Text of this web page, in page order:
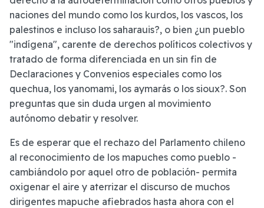
naciones del mundo como los kurdos, los vascos, los
palestinos e incluso los saharauis?, o bien ¿un pueblo
"indígena", carente de derechos políticos colectivos y
tratado de forma diferenciada en un sin fin de
Declaraciones y Convenios especiales como los
quechua, los yanomami, los aymarás o los sioux?. Son
preguntas que sin duda urgen al movimiento
autónomo debatir y resolver.
Es de esperar que el rechazo del Parlamento chileno
al reconocimiento de los mapuches como pueblo ­
cambiándolo por aquel otro de población- permita
oxigenar el aire y aterrizar el discurso de muchos
dirigentes mapuche afiebrados hasta ahora con el